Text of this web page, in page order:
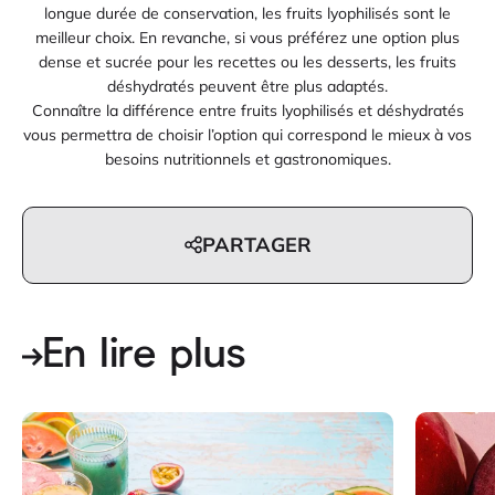
longue durée de conservation, les fruits lyophilisés sont le
meilleur choix. En revanche, si vous préférez une option plus
dense et sucrée pour les recettes ou les desserts, les fruits
déshydratés peuvent être plus adaptés.
Connaître la différence entre fruits lyophilisés et déshydratés
vous permettra de choisir l’option qui correspond le mieux à vos
besoins nutritionnels et gastronomiques.
PARTAGER
En lire plus